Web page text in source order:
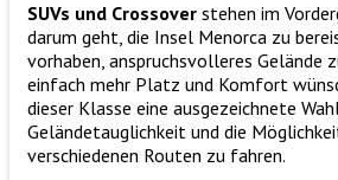
SUVs und Crossover stehen im
darum geht, die Insel Menorca zu
vorhaben, anspruchsvolleres Gelände
einfach mehr Platz und Komfort
dieser Klasse eine ausgezeichnete
Geländetauglichkeit und die
verschiedenen Routen zu fahren.